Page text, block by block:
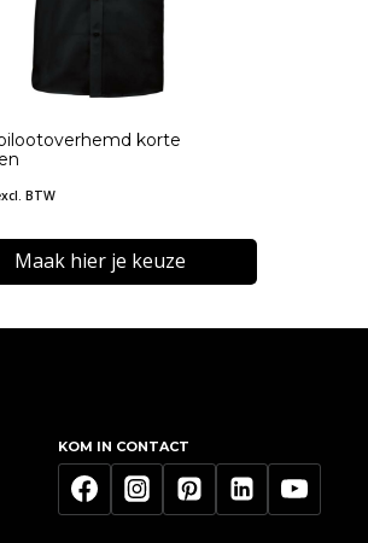
korte
BTW
Maak hier je keuze
KOM IN CONTACT